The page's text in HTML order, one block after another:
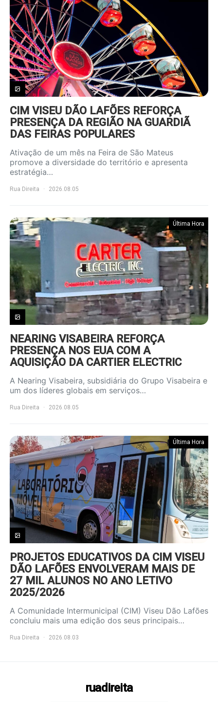
CIM VISEU DÃO LAFÕES REFORÇA
PRESENÇA DA REGIÃO NA GUARDIÃ
DAS FEIRAS POPULARES
Ativação de um mês na Feira de São Mateus
promove a diversidade do território e apresenta
estratégia…
Rua Direita 2026.08.05
Última Hora
NEARING VISABEIRA REFORÇA
PRESENÇA NOS EUA COM A
AQUISIÇÃO DA CARTIER ELECTRIC
A Nearing Visabeira, subsidiária do Grupo Visabeira e
um dos líderes globais em serviços…
Rua Direita 2026.08.05
Última Hora
PROJETOS EDUCATIVOS DA CIM VISEU
DÃO LAFÕES ENVOLVERAM MAIS DE
27 MIL ALUNOS NO ANO LETIVO
2025/2026
A Comunidade Intermunicipal (CIM) Viseu Dão Lafões
concluiu mais uma edição dos seus principais…
Rua Direita 2026.08.03
ruadireita